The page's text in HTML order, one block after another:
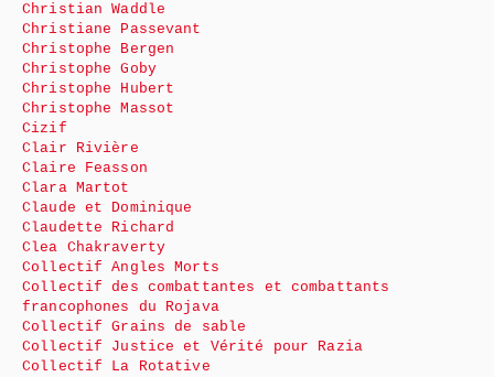
Christian Waddle
Christiane Passevant
Christophe Bergen
Christophe Goby
Christophe Hubert
Christophe Massot
Cizif
Clair Rivière
Claire Feasson
Clara Martot
Claude et Dominique
Claudette Richard
Clea Chakraverty
Collectif Angles Morts
Collectif des combattantes et combattants
francophones du Rojava
Collectif Grains de sable
Collectif Justice et Vérité pour Razia
Collectif La Rotative